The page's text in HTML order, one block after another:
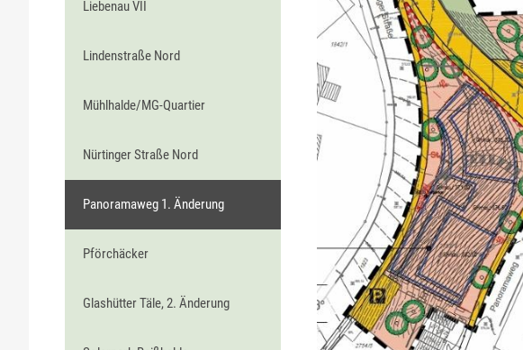
Liebenau VII
Lindenstraße Nord
Mühlhalde/MG-Quartier
Nürtinger Straße Nord
Panoramaweg 1. Änderung
Pförchäcker
Glashütter Täle, 2. Änderung